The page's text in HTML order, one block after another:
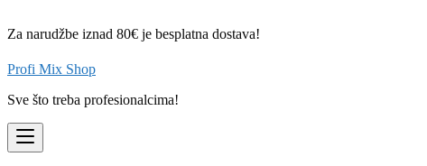
to
Za narudžbe iznad 80€ je besplatna dostava!
Profi Mix Shop
Sve što treba profesionalcima!